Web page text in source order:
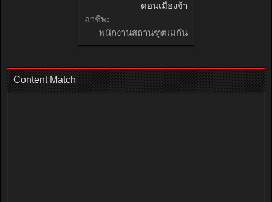
ดอนเมืองจ้า
อาชีพ:
พนักงานสถานฑูตเมกัน
Content Match